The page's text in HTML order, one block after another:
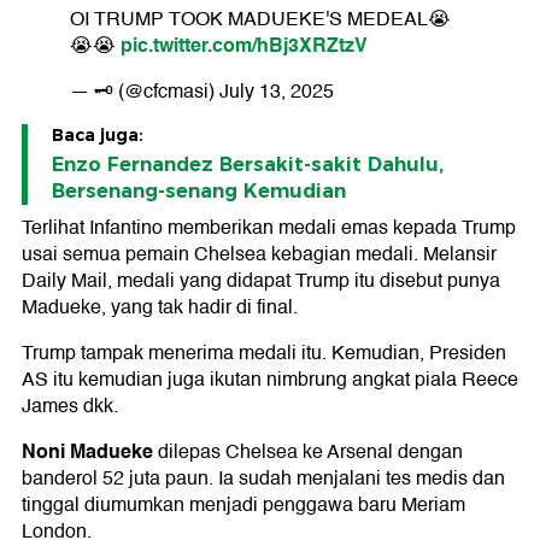
OI TRUMP TOOK MADUEKE'S MEDEAL😭
😭😭 pic.twitter.com/hBj3XRZtzV
— 🗝️ (@cfcmasi)July 13, 2025
Baca juga:
Enzo Fernandez Bersakit-sakit Dahulu,
Bersenang-senang Kemudian
Terlihat Infantino memberikan medali emas kepada Trump
usai semua pemain Chelsea kebagian medali. Melansir
Daily Mail, medali yang didapat Trump itu disebut punya
Madueke, yang tak hadir di final.
Trump tampak menerima medali itu. Kemudian, Presiden
AS itu kemudian juga ikutan nimbrung angkat piala Reece
James dkk.
Noni Maduekedilepas Chelsea ke Arsenal dengan
banderol 52 juta paun. Ia sudah menjalani tes medis dan
tinggal diumumkan menjadi penggawa baru Meriam
London.